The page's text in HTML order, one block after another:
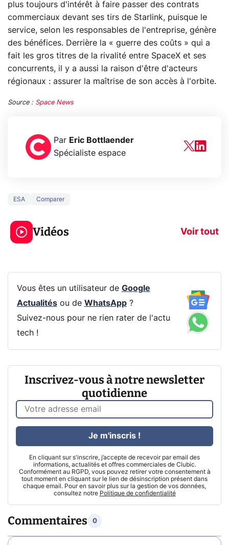
plus toujours d'intérêt à faire passer des contrats
commerciaux devant ses tirs de Starlink, puisque le
service, selon les responsables de l'entreprise, génère
des bénéfices. Derrière la « guerre des coûts » qui a
fait les gros titres de la rivalité entre SpaceX et ses
concurrents, il y a aussi la raison d'être d'acteurs
régionaux : assurer la maîtrise de son accès à l'orbite.
Source : Space News
Par Eric Bottlaender
Spécialiste espace
ESA Comparer
Vidéos Voir tout
5 générations de
jeux dans la
prochaine Xbox !
navigation
Vous êtes un utilisateur de Google
Actualitésou de WhatsApp?
Suivez-nous pour ne rien rater de l'actu
tech !
Inscrivez-vous à notre newsletter
quotidienne
En cliquant sur s'inscrire, j’accepte de recevoir par email des
informations, actualités et offres commerciales de Clubic.
Conformément au RGPD, vous pouvez retirer votre consentement à
tout moment en cliquant sur le lien de désinscription présent dans
chaque email. Pour en savoir plus sur la gestion de vos données,
consultez notre Politique de confidentialité
Je m'inscris !
Commentaires 0